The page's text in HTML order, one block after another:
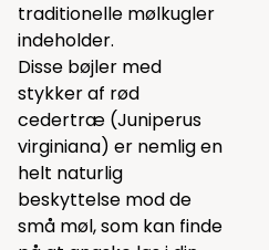
traditionelle mølkugler
indeholder.
Disse bøjler med
stykker af rød
cedertræ (Juniperus
virginiana) er nemlig en
helt naturlig
beskyttelse mod de
små møl, som kan finde